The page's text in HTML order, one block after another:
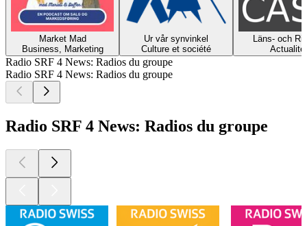
Market Mad
Business, Marketing
Ur vår synvinkel
Culture et société
Läns- och
Radio SRF 4 News: Radios du groupe
Radio SRF 4 News: Radios du groupe
Radio SRF 4 News: Radios du groupe